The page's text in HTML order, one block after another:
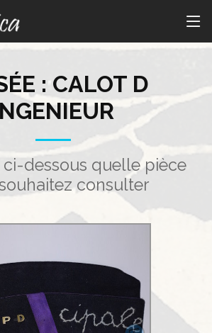
: CALOT D
ci-dessous quelle pièce
consulter